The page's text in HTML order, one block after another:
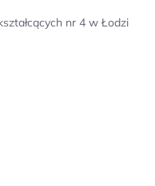
nr 4 w Łodzi